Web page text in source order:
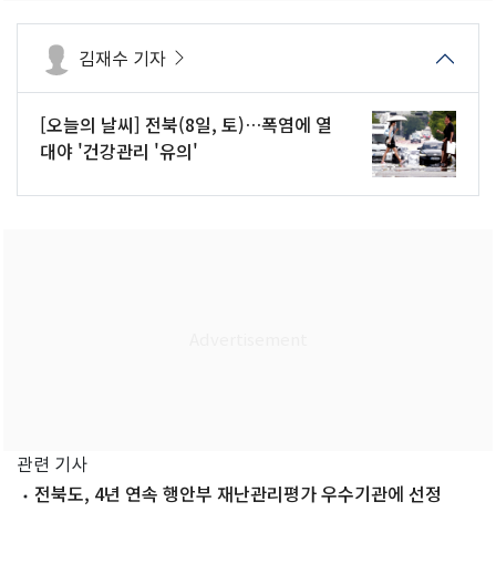
김재수 기자
[오늘의 날씨] 전북(8일, 토)…폭염에 열
대야 '건강관리 '유의'
관련 기사
전북도, 4년 연속 행안부 재난관리평가 우수기관에 선정